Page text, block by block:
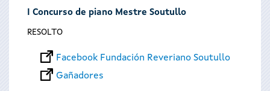
aquíI Concurso de piano Mestre Soutullo
RESOLTO
Facebook Fundación Reveriano Soutullo
Gañadores